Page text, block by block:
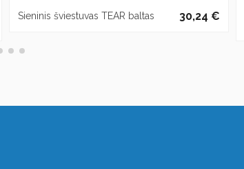
Sieninis šviestuvas TEAR baltas 30,24 €